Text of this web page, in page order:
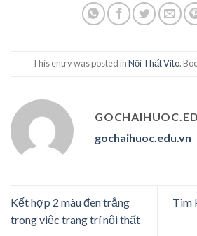
This entry was posted inNội Thất Vito.
gochaihuoc.edu.vn
Kết hợp 2 màu đen trắng
trong việc trang trí nội thất
Tìm